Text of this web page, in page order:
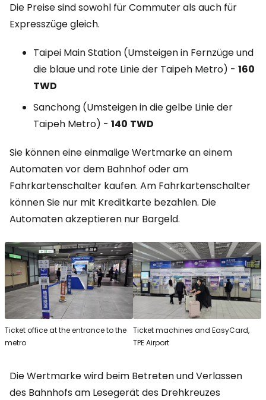
Die Preise sind sowohl fürCommuterals auch für
Expresszüge gleich.
Taipei Main Station (Umsteigen in Fernzüge und
die blaue und rote Linie der Taipeh Metro) - 160
TWD
Sanchong (Umsteigen in die gelbe Linie der
Taipeh Metro) - 140 TWD
Sie können eine einmalige Wertmarke an einem
Automaten vor dem Bahnhof oder am
Fahrkartenschalter kaufen. Am Fahrkartenschalter
können Sie nur mit Kreditkarte bezahlen. Die
Automaten akzeptieren nur Bargeld.
Ticket office at the entrance to the
metro
Ticket machines and EasyCard,
TPE Airport
Die Wertmarke wird beim Betreten und Verlassen
des Bahnhofs am Lesegerät des Drehkreuzes